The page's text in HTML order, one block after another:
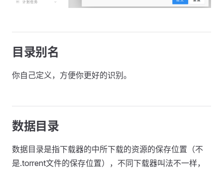
目录别名
你自己定义，方便你更好的识别。
数据目录
数据目录是指下载器的中所下载的资源的保存位置（不
是.torrent文件的保存位置），不同下载器叫法不一样，